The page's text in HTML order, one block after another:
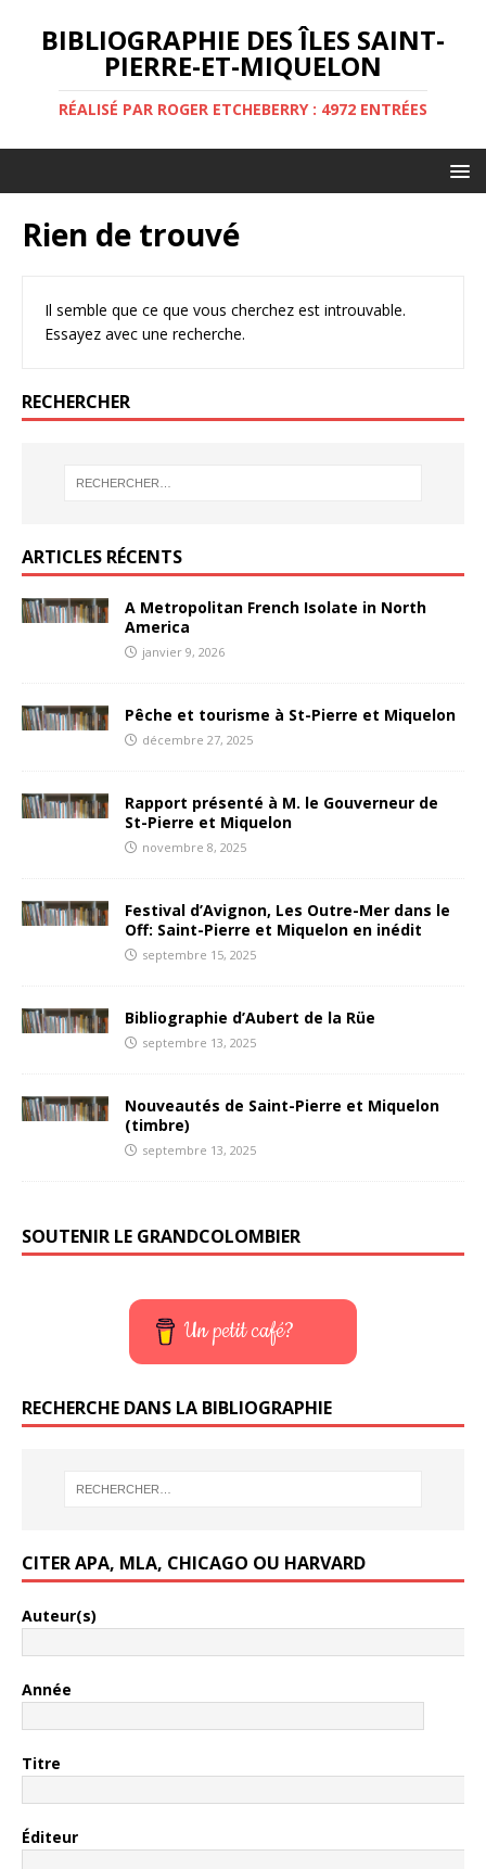
BIBLIOGRAPHIE DES ÎLES SAINT-
PIERRE-ET-MIQUELON
RÉALISÉ PAR ROGER ETCHEBERRY : 4972 ENTRÉES
Rien de trouvé
Il semble que ce que vous cherchez est introuvable.
Essayez avec une recherche.
RECHERCHER
ARTICLES RÉCENTS
A Metropolitan French Isolate in North
America
janvier 9, 2026
Pêche et tourisme à St-Pierre et Miquelon
décembre 27, 2025
Rapport présenté à M. le Gouverneur de
St-Pierre et Miquelon
novembre 8, 2025
Festival d’Avignon, Les Outre-Mer dans le
Off: Saint-Pierre et Miquelon en inédit
septembre 15, 2025
Bibliographie d’Aubert de la Rüe
septembre 13, 2025
Nouveautés de Saint-Pierre et Miquelon
(timbre)
septembre 13, 2025
SOUTENIR LE GRANDCOLOMBIER
Un petit café?
RECHERCHE DANS LA BIBLIOGRAPHIE
CITER APA, MLA, CHICAGO OU HARVARD
Auteur(s)
Année
Titre
Éditeur